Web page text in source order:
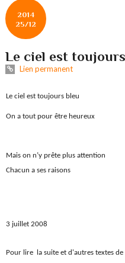
2014
25/12
Le ciel est
Lien permanent
Le ciel est toujours bleu
On a tout pour être heureux
Mais on n’y prête plus attention
Chacun a ses raisons
3 juillet 2008
Pour lire la suite et d'autres textes